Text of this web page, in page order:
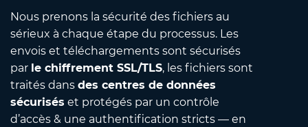
Nous prenons la sécurité des fichiers au
sérieux à chaque étape du processus. Les
envois et téléchargements sont sécurisés
par le chiffrement SSL/TLS, les fichiers sont
traités dans des centres de données
sécurisés et protégés par un contrôle
d’accès & une authentification stricts — en